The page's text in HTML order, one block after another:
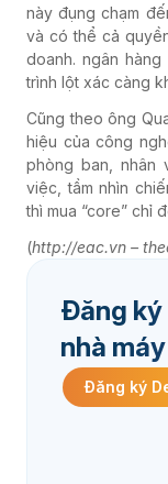
này đụng chạm
và có thể cả
doanh. ngân
trình lột xác càng
Cũng theo ông
hiệu của công
phòng ban, nhân
việc, tầm nhìn
thì mua “core” chỉ
(http://eac.vn –
Đăng ký
nhà
Đăng ký